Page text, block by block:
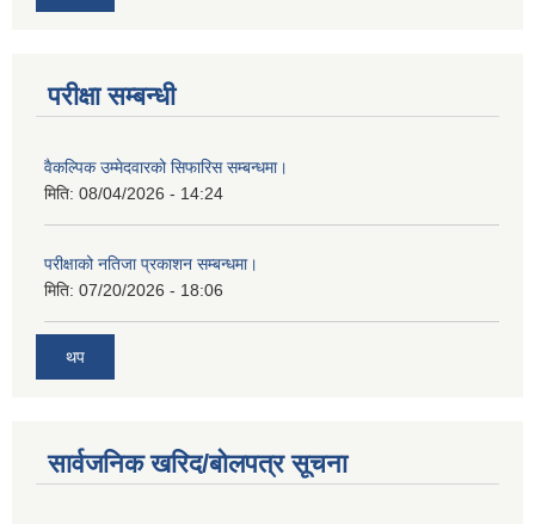
परीक्षा सम्बन्धी
वैकल्पिक उम्मेदवारको सिफारिस सम्बन्धमा।
मिति: 08/04/2026 - 14:24
परीक्षाको नतिजा प्रकाशन सम्बन्धमा।
मिति: 07/20/2026 - 18:06
थप
सार्वजनिक खरिद/बोलपत्र सूचना